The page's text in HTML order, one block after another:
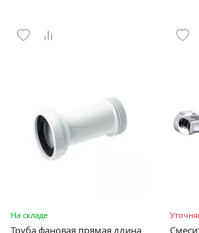
На складе
Труба фановая прямая длина